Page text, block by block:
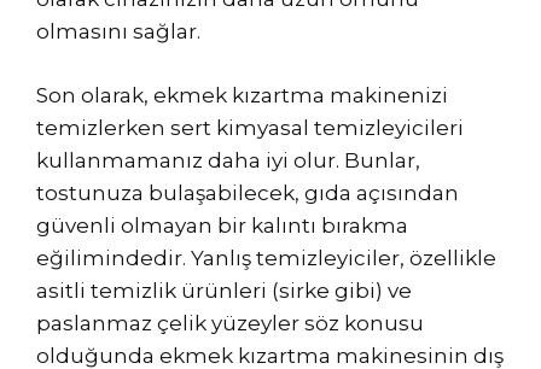
olmasını sağlar.
Son olarak, ekmek kızartma makinenizi
temizlerken sert kimyasal temizleyicileri
kullanmamanız daha iyi olur. Bunlar,
tostunuza bulaşabilecek, gıda açısından
güvenli olmayan bir kalıntı bırakma
eğilimindedir. Yanlış temizleyiciler, özellikle
asitli temizlik ürünleri (sirke gibi) ve
paslanmaz çelik yüzeyler söz konusu
olduğunda ekmek kızartma makinesinin dış